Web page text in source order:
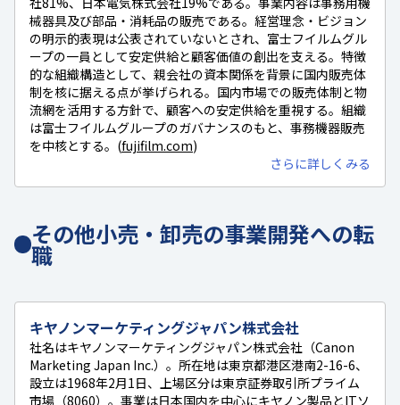
械器具及び部品・消耗品の販売である。経営理念・ビジョン
の明示的表現は公表されていないとされ、富士フイルムグル
ープの一員として安定供給と顧客価値の創出を支える。特徴
的な組織構造として、親会社の資本関係を背景に国内販売体
制を核に据える点が挙げられる。国内市場での販売体制と物
流網を活用する方針で、顧客への安定供給を重視する。組織
は富士フイルムグループのガバナンスのもと、事務機器販売
を中核とする。(fujifilm.com)
さらに詳しくみる
その他小売・卸売の事業開発への転
職
キヤノンマーケティングジャパン株式会社
社名はキヤノンマーケティングジャパン株式会社（Canon
Marketing Japan Inc.）。所在地は東京都港区港南2-16-6、
設立は1968年2月1日、上場区分は東京証券取引所プライム
市場（8060）。事業は日本国内を中心にキヤノン製品とITソ